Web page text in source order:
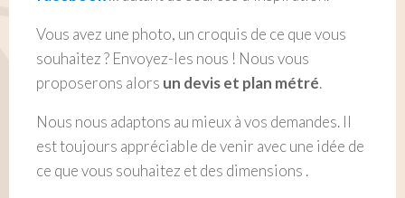
Vous avez une photo, un croquis de ce que vous
souhaitez ? Envoyez-les nous ! Nous vous
proposerons alors un devis et plan métré.
Nous nous adaptons au mieux à vos demandes. Il
est toujours appréciable de venir avec une idée de
ce que vous souhaitez et des dimensions .